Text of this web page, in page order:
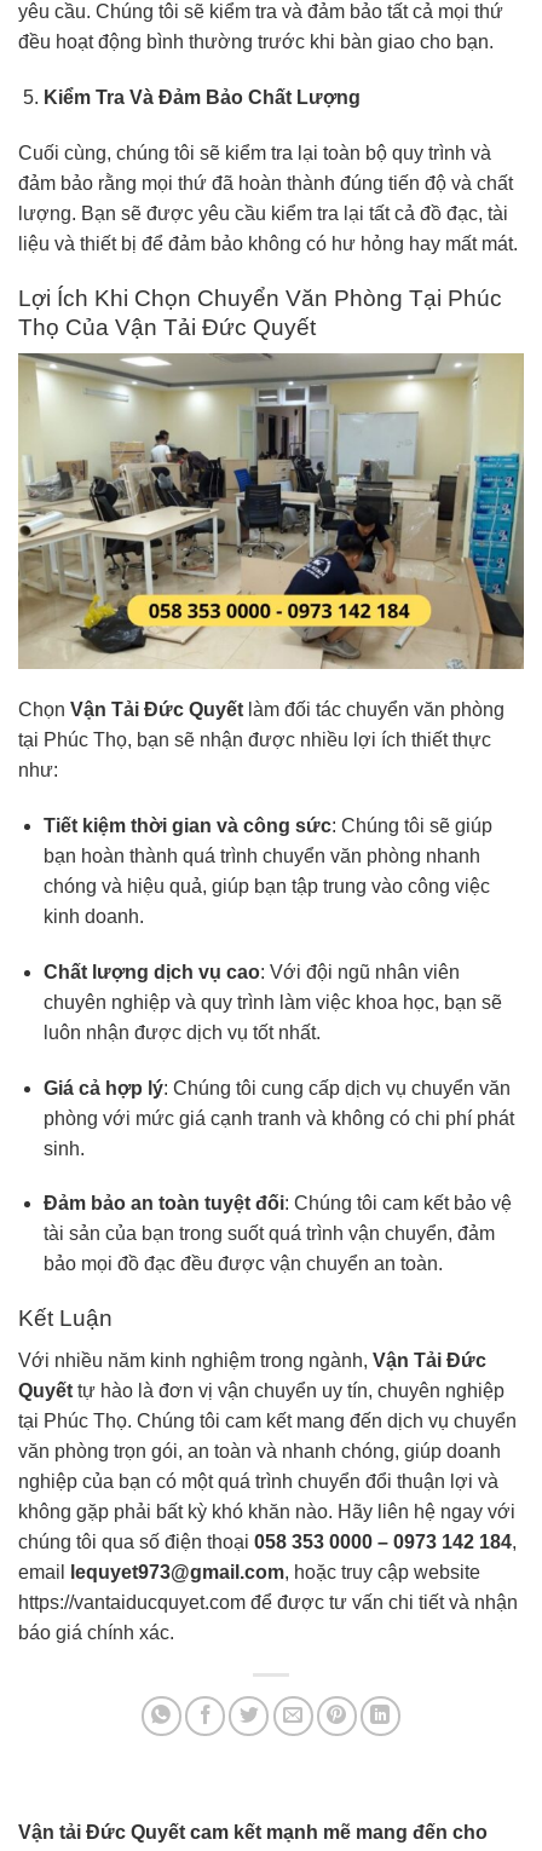
yêu cầu. Chúng tôi sẽ kiểm tra và đảm bảo tất cả mọi thứ
đều hoạt động bình thường trước khi bàn giao cho bạn.
Kiểm Tra Và Đảm Bảo Chất Lượng
Cuối cùng, chúng tôi sẽ kiểm tra lại toàn bộ quy trình và
đảm bảo rằng mọi thứ đã hoàn thành đúng tiến độ và chất
lượng. Bạn sẽ được yêu cầu kiểm tra lại tất cả đồ đạc, tài
liệu và thiết bị để đảm bảo không có hư hỏng hay mất mát.
Lợi Ích Khi Chọn Chuyển Văn Phòng Tại Phúc
Thọ Của Vận Tải Đức Quyết
Chọn Vận Tải Đức Quyết làm đối tác chuyển văn phòng
tại Phúc Thọ, bạn sẽ nhận được nhiều lợi ích thiết thực
như:
Tiết kiệm thời gian và công sức: Chúng tôi sẽ giúp
bạn hoàn thành quá trình chuyển văn phòng nhanh
chóng và hiệu quả, giúp bạn tập trung vào công việc
kinh doanh.
Chất lượng dịch vụ cao: Với đội ngũ nhân viên
chuyên nghiệp và quy trình làm việc khoa học, bạn sẽ
luôn nhận được dịch vụ tốt nhất.
Giá cả hợp lý: Chúng tôi cung cấp dịch vụ chuyển văn
phòng với mức giá cạnh tranh và không có chi phí phát
sinh.
Đảm bảo an toàn tuyệt đối: Chúng tôi cam kết bảo vệ
tài sản của bạn trong suốt quá trình vận chuyển, đảm
bảo mọi đồ đạc đều được vận chuyển an toàn.
Kết Luận
Với nhiều năm kinh nghiệm trong ngành, Vận Tải Đức
Quyết tự hào là đơn vị vận chuyển uy tín, chuyên nghiệp
tại Phúc Thọ. Chúng tôi cam kết mang đến dịch vụ chuyển
văn phòng trọn gói, an toàn và nhanh chóng, giúp doanh
nghiệp của bạn có một quá trình chuyển đổi thuận lợi và
không gặp phải bất kỳ khó khăn nào. Hãy liên hệ ngay với
chúng tôi qua số điện thoại 058 353 0000 – 0973 142 184,
email
lequyet973@gmail.com, hoặc truy cập website
https://vantaiducquyet.com để được tư vấn chi tiết và nhận
báo giá chính xác.
Vận tải Đức Quyết cam kết mạnh mẽ mang đến cho